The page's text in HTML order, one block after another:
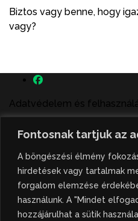
Fontosnak tartjuk az
A böngészési élmény
hirdetések vagy tartalmak
forgalom elemzése
használunk. A "Mindet
hozzájárulhat a sütik
Biztos vagy benne, hogy
vagy?
Adatvédelem és
A szenttamás.rs magyar
megjelenő szerzői írások, a
tartalom a portált
Központ szellemi
tulajdont a nemzetközi és
jogosulatlan felhasználás
következményeket von